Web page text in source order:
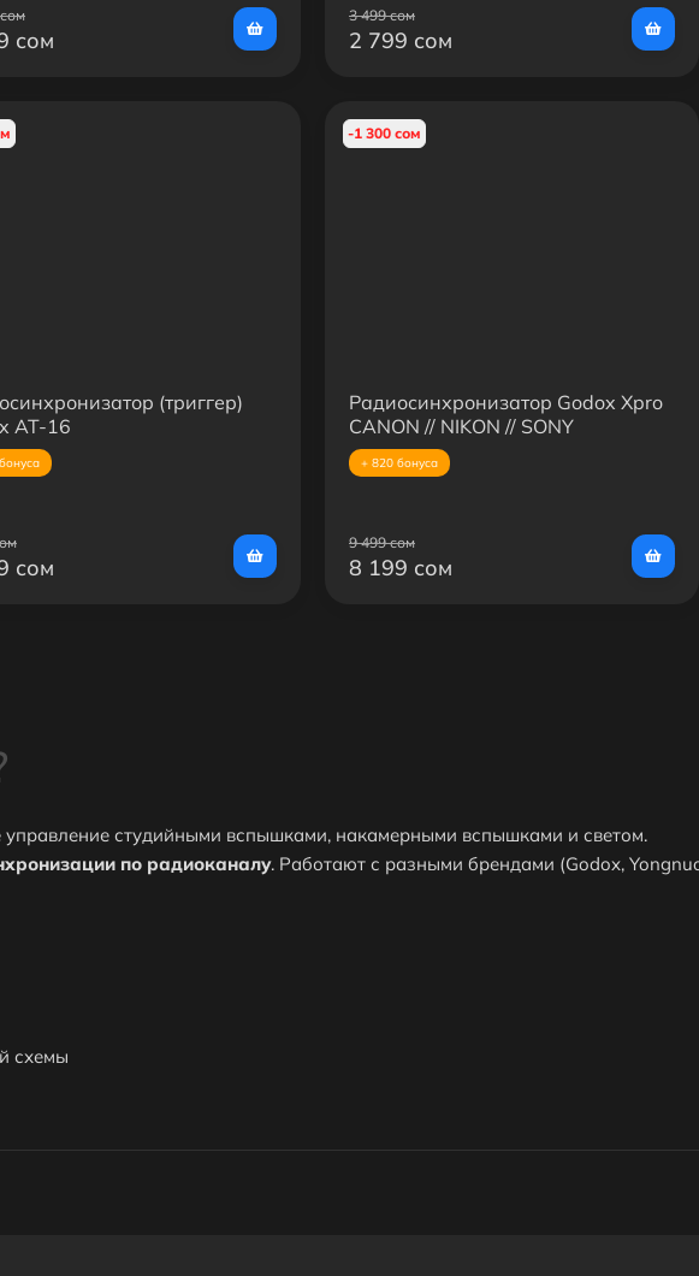
сом
3 499 сом
2 799 сом
(триггер)
AT-16
сом
-1 300 сом
Радиосинхронизатор Godox Xpro
CANON // NIKON // SONY
+ 820 бонуса
9 499 сом
8 199 сом
управление студийными вспышками, накамерными вспышками и светом.
по радиоканалу. Работают с разными брендами (Godox,
схемы